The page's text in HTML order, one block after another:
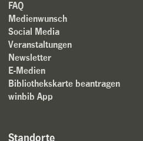
FAQ
Medienwunsch
Social Media
Veranstaltungen
Newsletter
E-Medien
Bibliothekskarte beantragen
winbib App
Standorte